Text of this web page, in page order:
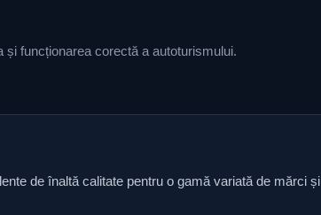
funcționarea corectă a autoturismului.
de înaltă calitate pentru o gamă variată de mărci